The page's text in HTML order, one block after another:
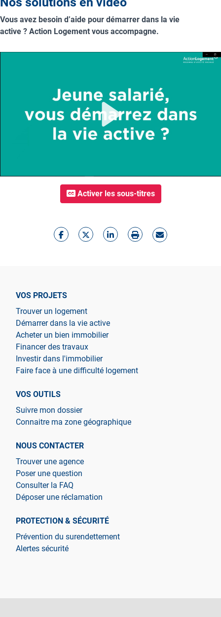
Vous avez besoin d’aide pour démarrer dans la vie
active ? Action Logement vous accompagne.
Play
Activer les sous-titres
VOS PROJETS
Trouver un logement
Démarrer dans la vie active
Acheter un bien immobilier
Financer des travaux
Investir dans l'immobilier
Faire face à une difficulté logement
VOS OUTILS
Suivre mon dossier
Connaitre ma zone géographique
NOUS CONTACTER
Trouver une agence
Poser une question
Consulter la FAQ
Déposer une réclamation
PROTECTION & SÉCURITÉ
Prévention du surendettement
Alertes sécurité